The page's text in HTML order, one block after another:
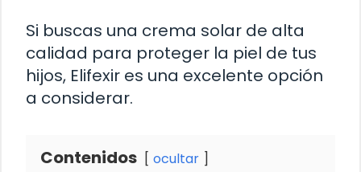
Si buscas una crema solar de alta
calidad para proteger la piel de tus
hijos, Elifexir es una excelente opción
a considerar.
Contenidos ocultar